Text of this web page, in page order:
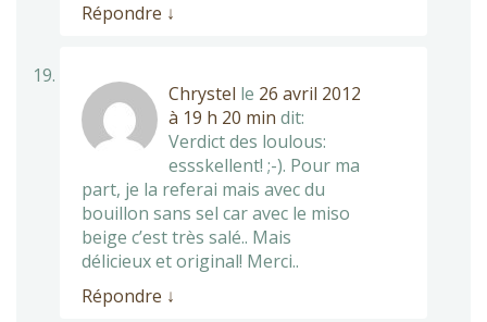
Répondre ↓
Chrystel le 26 avril 2012
à 19 h 20 min dit:
Verdict des loulous:
essskellent! ;-). Pour ma
part, je la referai mais avec du
bouillon sans sel car avec le miso
beige c’est très salé.. Mais
délicieux et original! Merci..
Répondre ↓